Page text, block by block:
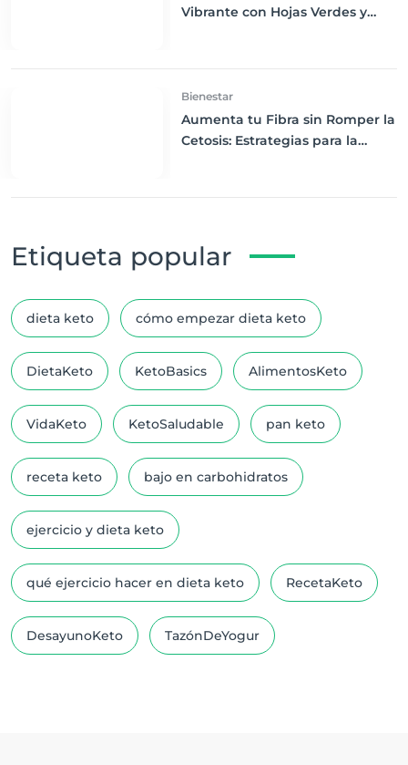
Vibrante con Hojas Verdes y
Bienestar
Aumenta tu Fibra sin Romper la
Cetosis: Estrategias para la
Etiqueta popular
dieta keto cómo empezar dieta keto
DietaKeto KetoBasics AlimentosKeto
VidaKeto KetoSaludable pan keto
receta keto bajo en carbohidratos
ejercicio y dieta keto
qué ejercicio hacer en dieta keto RecetaKeto
DesayunoKeto TazónDeYogur